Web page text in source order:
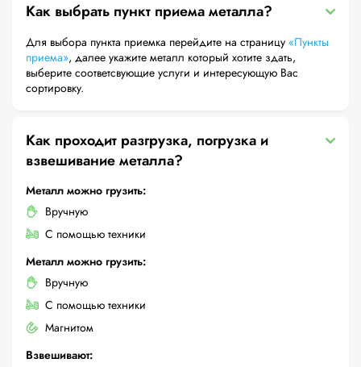
Как выбрать пункт приема металла?
Для выбора пункта приемка перейдите на страницу «Пункты
приема», далее укажите металл который хотите здать,
выберите соответсвующие услуги и интересующую Вас
сортировку.
Как проходит разгрузка, погрузка и
взвешивание металла?
Металл можно грузить:
Вручную
С помощью техники
Металл можно грузить:
Вручную
С помощью техники
Магнитом
Взвешивают: